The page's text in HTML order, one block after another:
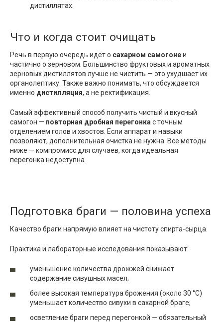
дистиллятах.
Что и когда стоит очищать
Речь в первую очередь идёт о сахарном самогонеи
частично о зерновом. Большинство фруктовых и ароматных
зерновых дистиллятов лучше не чистить — это ухудшает их
органолептику. Также важно понимать, что обсуждается
именно дистилляция, а не ректификация.
Самый эффективный способ получить чистый и вкусный
самогон — повторная дробная перегонка с точным
отделением голов и хвостов. Если аппарат и навыки
позволяют, дополнительная очистка не нужна. Все методы
ниже — компромисс для случаев, когда идеальная
перегонка недоступна.
Подготовка браги — половина успеха
Качество браги напрямую влияет на чистоту спирта-сырца.
Практика и лабораторные исследования показывают:
уменьшение количества дрожжей снижает
содержание сивушных масел;
более высокая температура брожения (около 30 °C)
уменьшает количество сивухи в сахарной браге;
осветление браги перед перегонкой — обязательный